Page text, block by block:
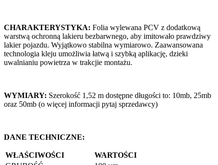
CHARAKTERYSTYKA: Folia wylewana PCV z dodatkową
warstwą ochronną lakieru bezbarwnego, aby imitowało prawdziwy
lakier pojazdu. Wyjątkowo stabilna wymiarowo. Zaawansowana
technologia kleju umożliwia łatwą i szybką aplikację, dzieki
uwalnianiu powietrza w trakcjie montażu.
WYMIARY: Szerokość 1,52 m dostępne długości to: 10mb, 25mb
oraz 50mb (o więcej informacji pytaj sprzedawcy)
DANE TECHNICZNE:
WŁAŚCIWOŚCI
WARTOŚCI